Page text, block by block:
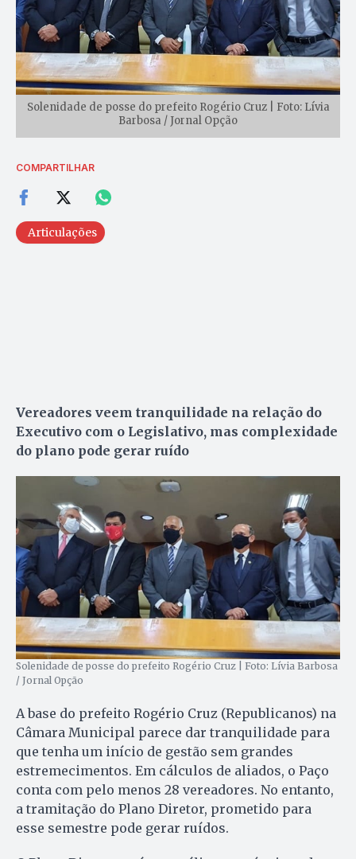
Solenidade de posse do prefeito Rogério Cruz | Foto: Lívia
Barbosa / Jornal Opção
COMPARTILHAR
Articulações
Vereadores veem tranquilidade na relação do
Executivo com o Legislativo, mas complexidade
do plano pode gerar ruído
Solenidade de posse do prefeito Rogério Cruz | Foto: Lívia Barbosa
/ Jornal Opção
A base do prefeito Rogério Cruz (Republicanos) na
Câmara Municipal parece dar tranquilidade para
que tenha um início de gestão sem grandes
estremecimentos. Em cálculos de aliados, o Paço
conta com pelo menos 28 vereadores. No entanto,
a tramitação do Plano Diretor, prometido para
esse semestre pode gerar ruídos.